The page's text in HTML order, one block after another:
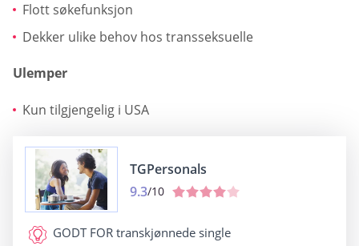
Flott søkefunksjon
Dekker ulike behov hos transseksuelle
Ulemper
Kun tilgjengelig i USA
TGPersonals
9.3/10
GODT FOR transkjønnede single